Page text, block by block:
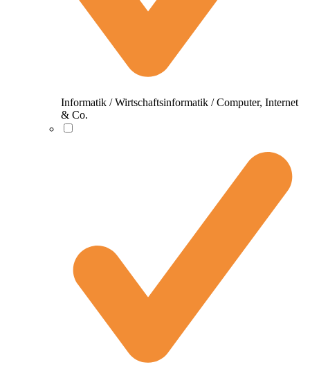
Informatik / Wirtschaftsinformatik / Computer, Internet
& Co.